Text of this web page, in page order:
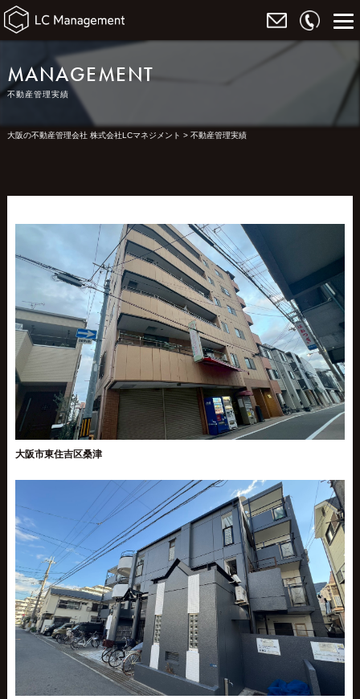
MANAGEMENT
不動産管理実績
大阪の不動産管理会社 株式会社LCマネジメント > 不動産管理実績
大阪市東住吉区桑津